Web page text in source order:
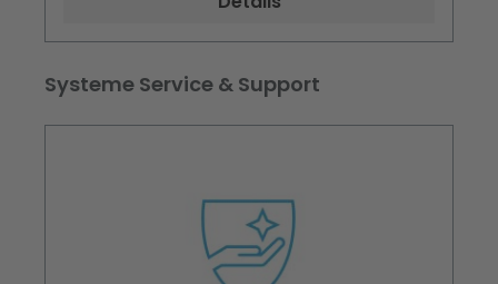
Produktgalerie überspringen
Systeme Service & Support